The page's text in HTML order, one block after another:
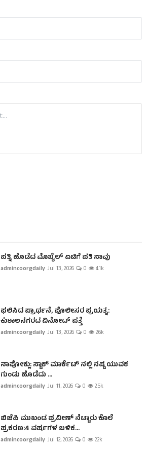
ಪತ್ನಿ ಹೊಡೆದ ಮೊಬೈಲ್ ಏಟಿಗೆ ಪತಿ ಸಾವು
admincoorgdaily Jul 13, 2026 0 4.1k
ಫಲಿಸಿದ ಪ್ರಾರ್ಥನೆ, ಪೊಲೀಸರ ಪ್ರಯತ್ನ:
ಕುಶಾಲನಗರದ ವಿನೋದ್ ಪತ್ತೆ
admincoorgdaily Jul 13, 2026 0 2.6k
ನಾಪೋಕ್ಲು: ಸ್ಟಾಕ್ ಮಾರ್ಕೆಟ್ ನಲ್ಲಿ ನಷ್ಟ ಯುವಕ
ಗುಂಡು ಹೊಡೆದು ...
admincoorgdaily Jul 11, 2026 0 2.5k
ಬಿಜೆಪಿ ಮುಖಂಡ ಪ್ರವೀಣ್ ನೆಟ್ಟಾರು ಕೊಲೆ
ಪ್ರಕರಣ:4 ವರ್ಷಗಳ ಬಳಿಕ...
admincoorgdaily Jul 12, 2026 0 2.2k